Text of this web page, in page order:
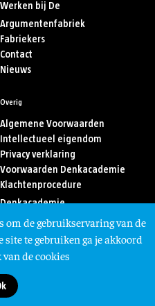
Werken bij De
Argumentenfabriek
Fabriekers
Contact
Nieuws
Overig
Algemene Voorwaarden
Intellectueel eigendom
Privacy verklaring
Voorwaarden Denkacademie
Klachtenprocedure
Denkacademie
Volg ons
de gebruikservaring van de
site te gebruiken ga je akkoord
de cookies